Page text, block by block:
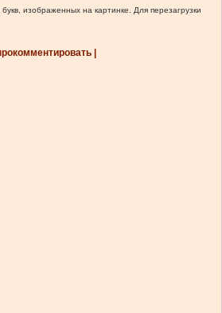
изображенных на картинке. Для перезагрузки
|